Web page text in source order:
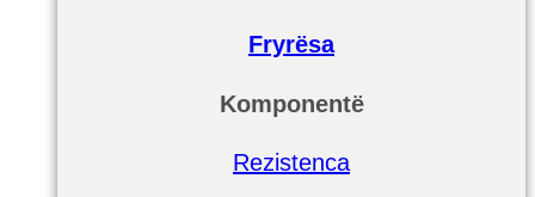
Fryrësa
Komponentë
Rezistenca